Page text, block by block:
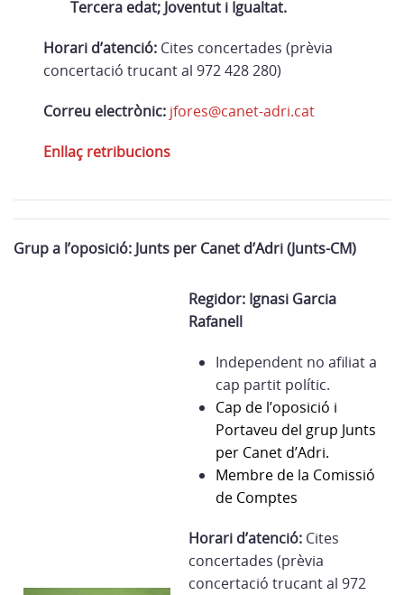
Tercera edat; Joventut i Igualtat.
Horari d’atenció: Cites concertades (prèvia
concertació trucant al 972 428 280)
Correu electrònic: jfores@canet-adri.cat
Enllaç retribucions
Grup a l’oposició: Junts per Canet d’Adri (Junts-CM)
Regidor: Ignasi Garcia
Rafanell
Independent no afiliat a
cap partit polític.
Cap de l’oposició i
Portaveu del grup Junts
per Canet d’Adri.
Membre de la Comissió
de Comptes
Horari d’atenció: Cites
concertades (prèvia
concertació trucant al 972